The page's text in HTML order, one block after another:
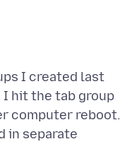
I created last
I hit the tab group
computer reboot.
in separate